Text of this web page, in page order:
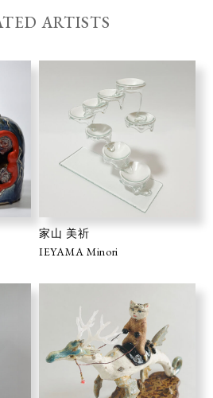
ARTISTS
家山 美祈
IEYAMA Minori